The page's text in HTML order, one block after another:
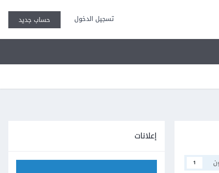
تسجيل الدخول حساب جديد
1
إعلانات